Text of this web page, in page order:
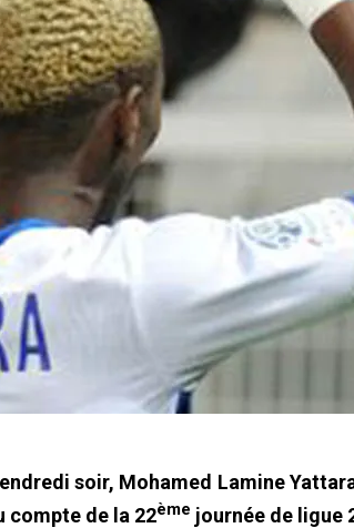
soir, Mohamed Lamine
compte de la 22ème journée de ligue